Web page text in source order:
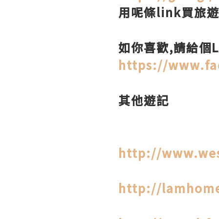
用呢條link買旅
如你喜歡,請給個
https://
其他遊記
http://
http://